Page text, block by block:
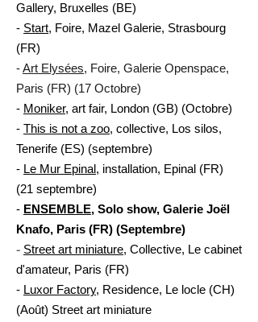
Gallery, Bruxelles (BE)
- Start, Foire, Mazel Galerie, Strasbourg
(FR)
-Art Elysées, Foire, Galerie Openspace,
Paris (FR) (17 Octobre)
- Moniker, art fair, London (GB) (Octobre)
- This is not a zoo, collective, Los silos,
Tenerife (ES) (septembre)
- Le Mur Epinal, installation, Epinal (FR)
(21 septembre)
- ENSEMBLE, Solo show, Galerie Joël
Knafo, Paris (FR) (Septembre)
- Street art miniature, Collective, Le cabinet
d'amateur, Paris (FR)
- Luxor Factory, Residence, Le locle (CH)
(Août) Street art miniature